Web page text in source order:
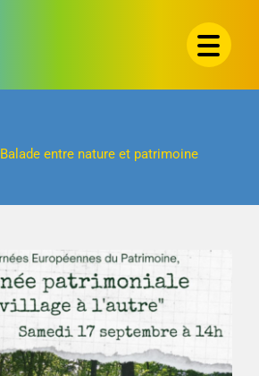
Balade entre nature et patrimoine